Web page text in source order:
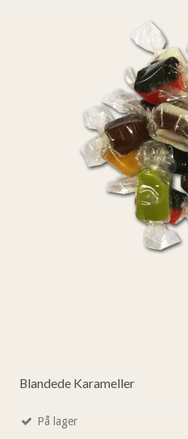
Blandede Karameller
På lager